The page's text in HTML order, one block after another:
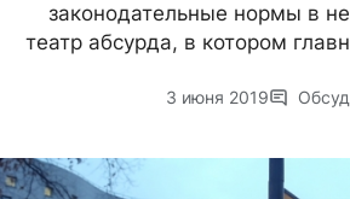
законодательные нормы в
театр абсурда, в котором
3 июня 2019